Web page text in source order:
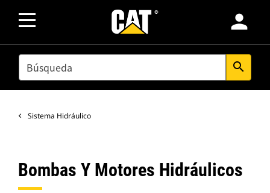
person
SEARCH search
Sistema Hidráulico
Bombas Y Motores Hidráulicos